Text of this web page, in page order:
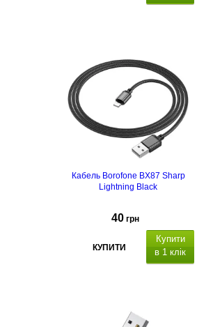
Кабель Borofone BX87 Sharp
Lightning Black
40 грн
КУПИТИ
Купити
в 1 клік